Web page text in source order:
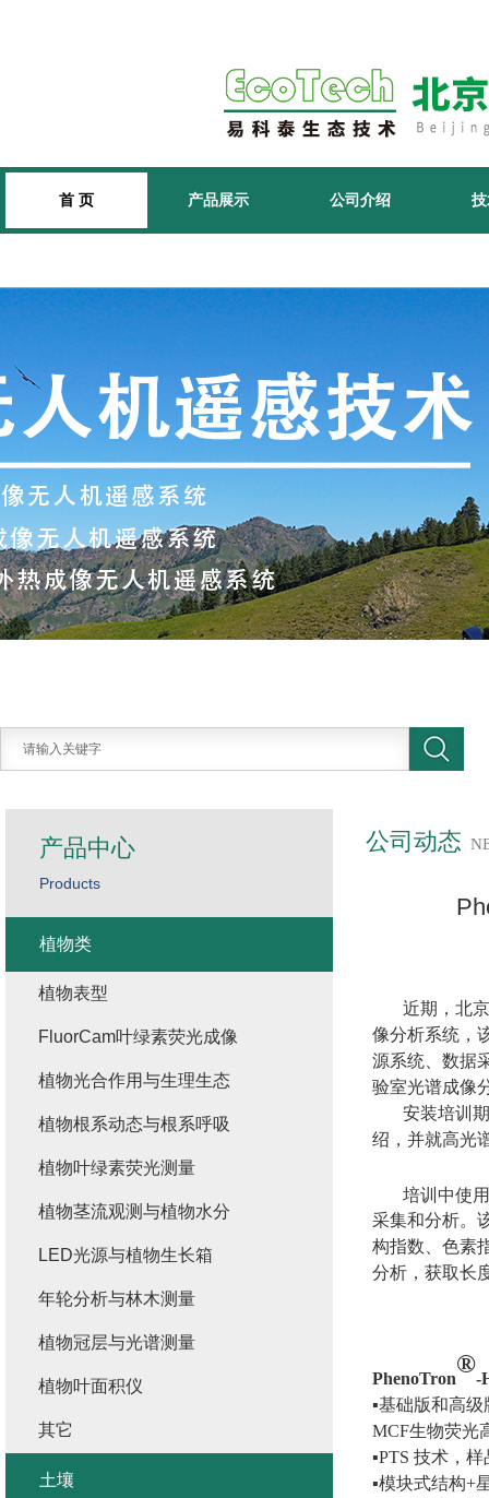
首 页 产品展示 公司介绍
公司动态
近期，北
像分析系统，
源系统、数据
验室光谱成像
安装培训
绍，并就高光
培训中使
采集和分析。
构指数、色素
分析，获取长
PhenoTron
®
-
▪基础版和高级
MCF生物荧光
▪PTS 技术，样
▪模块式结构+
产品中心
Products
植物类
植物表型
FluorCam叶绿素荧光成像
植物光合作用与生理生态
植物根系动态与根系呼吸
植物叶绿素荧光测量
植物茎流观测与植物水分
LED光源与植物生长箱
年轮分析与林木测量
植物冠层与光谱测量
植物叶面积仪
其它
土壤